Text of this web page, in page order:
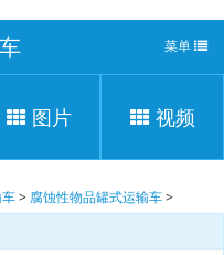
菜单
图片 视频
> 腐蚀性物品罐式运输车>